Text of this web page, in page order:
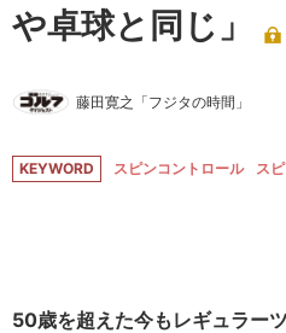
や卓球と同じ」
藤田寛之「フジタの時間」
KEYWORD スピンコントロール ス
50歳を超えた今もレギュラー